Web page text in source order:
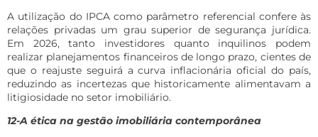
A utilização do IPCA como parâmetro referencial confere às
relações privadas um grau superior de segurança jurídica.
Em 2026, tanto investidores quanto inquilinos podem
realizar planejamentos financeiros de longo prazo, cientes de
que o reajuste seguirá a curva inflacionária oficial do país,
reduzindo as incertezas que historicamente alimentavam a
litigiosidade no setor imobiliário.
12-A ética na gestão imobiliária contemporânea